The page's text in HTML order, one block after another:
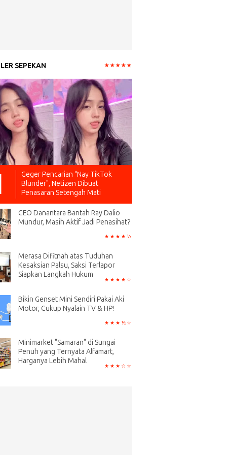
SEPEKAN
Geger Pencarian “Nay TikTok
Blunder”, Netizen Dibuat
Penasaran Setengah Mati
CEO Danantara Bantah Ray Dalio
Mundur, Masih Aktif Jadi Penasihat?
Merasa Difitnah atas Tuduhan
Kesaksian Palsu, Saksi Terlapor
Siapkan Langkah Hukum
Bikin Genset Mini Sendiri Pakai Aki
Motor, Cukup Nyalain TV & HP!
Minimarket "Samaran" di Sungai
Penuh yang Ternyata Alfamart,
Harganya Lebih Mahal